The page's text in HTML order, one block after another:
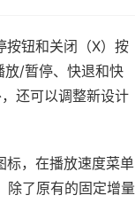
按钮和关闭（X）按
放/暂停、快退和快
还可以调整新设计
标，在播放速度菜单
了原有的固定增量